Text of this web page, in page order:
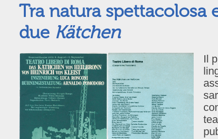
Tra natura spettacolosa
due Kätchen
Il